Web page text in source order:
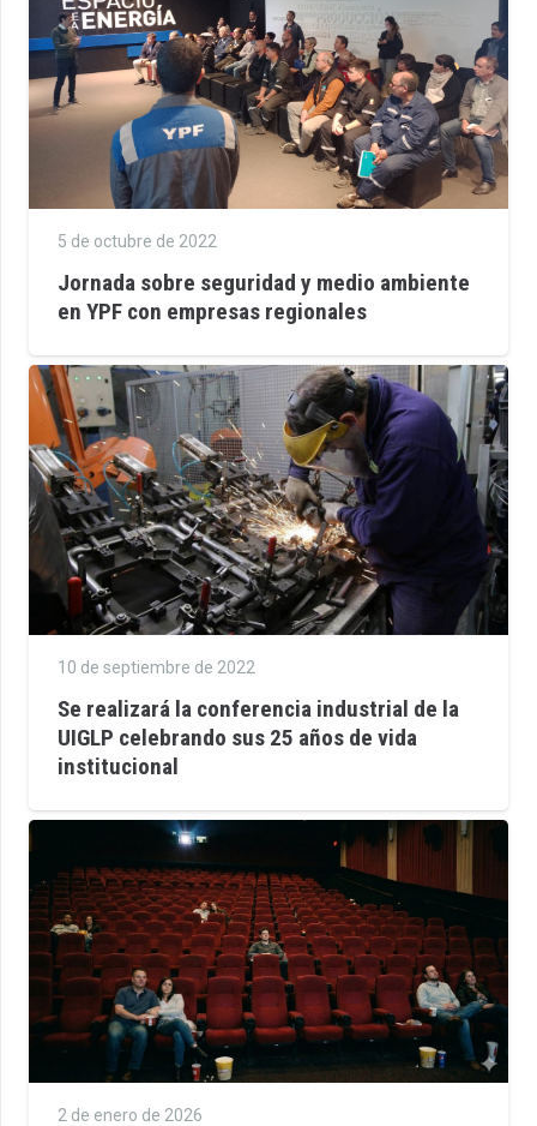
5 de octubre de 2022
Jornada sobre seguridad y medio ambiente
en YPF con empresas regionales
10 de septiembre de 2022
Se realizará la conferencia industrial de la
UIGLP celebrando sus 25 años de vida
institucional
2 de enero de 2026